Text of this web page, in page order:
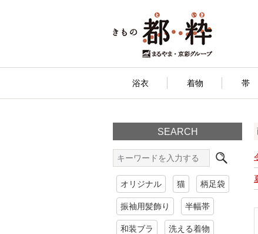
浴衣 着物 帯
SEARCH
オリジナル 猫 柄足袋
振袖用髪飾り 半幅帯
和装ブラ 洗える着物